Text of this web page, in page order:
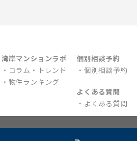
湾岸マンションラボ
コラム・トレンド
物件ランキング
個別相談予約
個別相談予約
よくある質問
よくある質問